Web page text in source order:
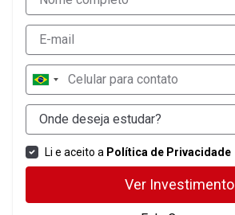
Onde deseja estudar?
Li e aceito a Política de Privacidade
Ver Investimento